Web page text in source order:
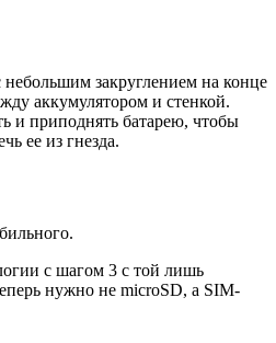
закруглением на конце
аккумулятором и стенкой.
и приподнять батарею, чтобы
ее из гнезда.
с шагом 3 с той лишь
нужно не microSD, а SIM-